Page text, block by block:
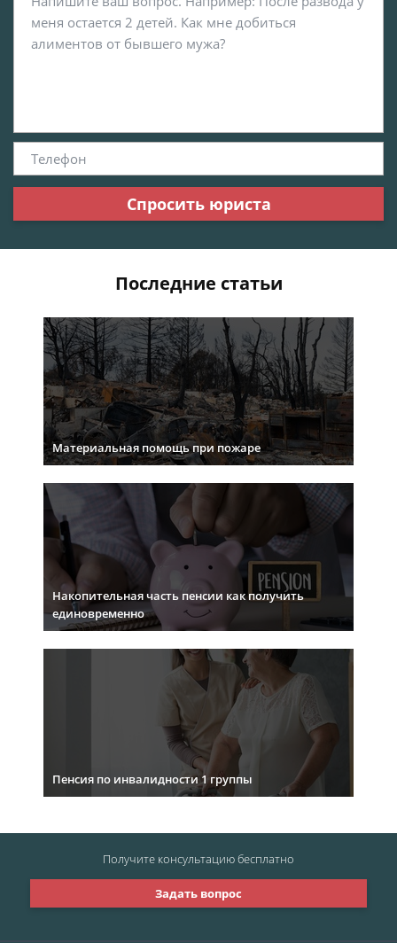
Спросить юриста
Последние статьи
Материальная помощь при пожаре
Накопительная часть пенсии как получить
единовременно
Пенсия по инвалидности 1 группы
Задать вопрос
Получите консультациюбесплатно